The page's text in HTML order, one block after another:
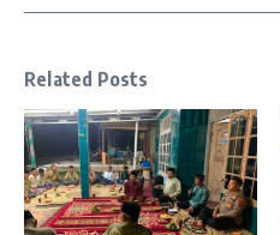
Related Posts